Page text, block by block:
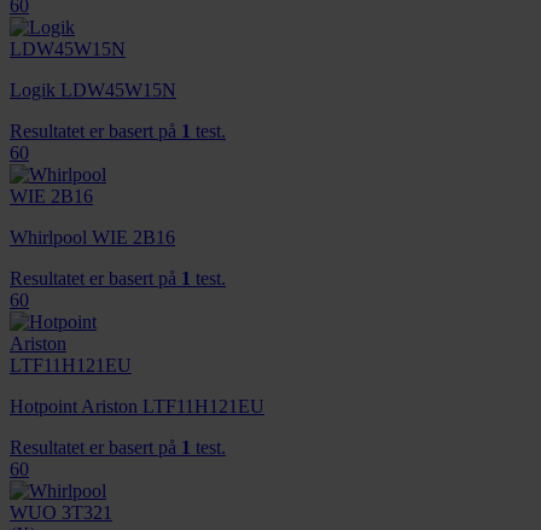
60
Logik LDW45W15N
Resultatet er basert på 1 test.
60
Whirlpool WIE 2B16
Resultatet er basert på 1 test.
60
Hotpoint Ariston LTF11H121EU
Resultatet er basert på 1 test.
60